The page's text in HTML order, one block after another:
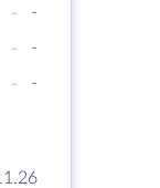
-
-
-
-
- -